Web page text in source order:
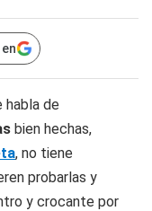
habla de
bien hechas,
, no tiene
probarlas y
y crocante por